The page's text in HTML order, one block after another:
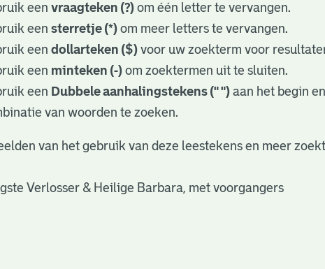
eenvraagteken (?) om één letter te vervangen.
eensterretje (*) om meer letters te vervangen.
eendollarteken ($) voor uw zoekterm voor
een minteken (-) om zoektermen uit te sluiten.
een Dubbele aanhalingstekens (" ") aan het begin
van woorden te zoeken.
van het gebruik van deze leestekens en meer
Verlosser & Heilige Barbara, met voorgangers